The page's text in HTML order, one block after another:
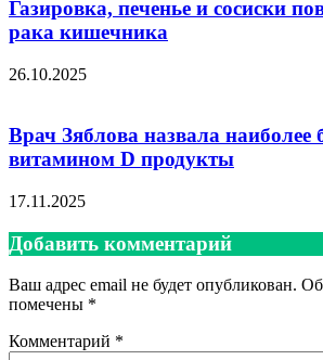
Газировка, печенье и сосиски
рака кишечника
26.10.2025
Врач Зяблова назвала наиболее
витамином D продукты
17.11.2025
Добавить комментарий
Ваш адрес email не будет опубликован.
помечены *
Комментарий *